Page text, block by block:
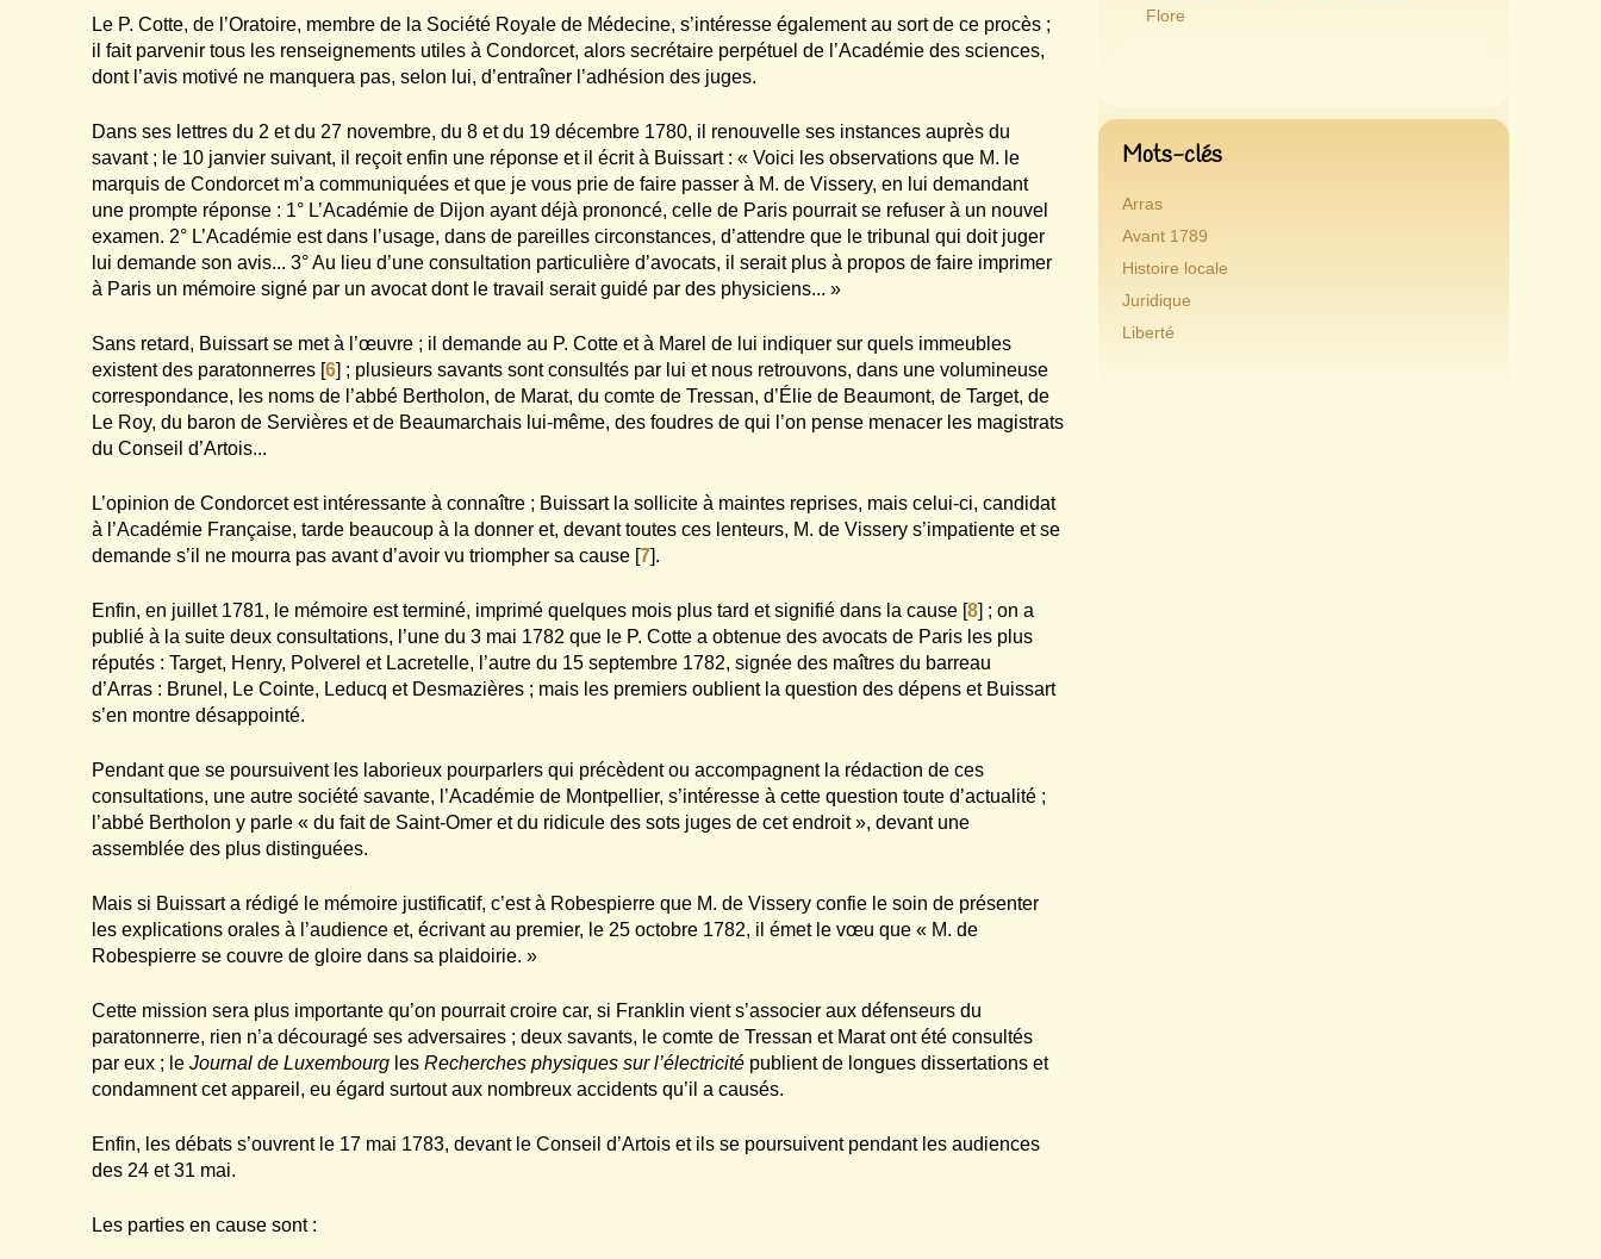
Le P. Cotte, de l’Oratoire, membre de la Société Royale de Médecine, s’intéresse également au sort de ce procès ;
il fait parvenir tous les renseignements utiles à Condorcet, alors secrétaire perpétuel de l’Académie des sciences,
dont l’avis motivé ne manquera pas, selon lui, d’entraîner l’adhésion des juges.
Dans ses lettres du 2 et du 27 novembre, du 8 et du 19 décembre 1780, il renouvelle ses instances auprès du
savant ; le 10 janvier suivant, il reçoit enfin une réponse et il écrit à Buissart : « Voici les observations que M. le
marquis de Condorcet m’a communiquées et que je vous prie de faire passer à M. de Vissery, en lui demandant
une prompte réponse : 1° L’Académie de Dijon ayant déjà prononcé, celle de Paris pourrait se refuser à un nouvel
examen. 2° L’Académie est dans l’usage, dans de pareilles circonstances, d’attendre que le tribunal qui doit juger
lui demande son avis... 3° Au lieu d’une consultation particulière d’avocats, il serait plus à propos de faire imprimer
à Paris un mémoire signé par un avocat dont le travail serait guidé par des physiciens... »
Sans retard, Buissart se met à l’œuvre ; il demande au P. Cotte et à Marel de lui indiquer sur quels immeubles
existent des paratonnerres [6] ; plusieurs savants sont consultés par lui et nous retrouvons, dans une volumineuse
correspondance, les noms de l’abbé Bertholon, de Marat, du comte de Tressan, d’Élie de Beaumont, de Target, de
Le Roy, du baron de Servières et de Beaumarchais lui-même, des foudres de qui l’on pense menacer les magistrats
du Conseil d’Artois...
L’opinion de Condorcet est intéressante à connaître ; Buissart la sollicite à maintes reprises, mais celui-ci, candidat
à l’Académie Française, tarde beaucoup à la donner et, devant toutes ces lenteurs, M. de Vissery s’impatiente et se
demande s’il ne mourra pas avant d’avoir vu triompher sa cause [7].
Enfin, en juillet 1781, le mémoire est terminé, imprimé quelques mois plus tard et signifié dans la cause [8] ; on a
publié à la suite deux consultations, l’une du 3 mai 1782 que le P. Cotte a obtenue des avocats de Paris les plus
réputés : Target, Henry, Polverel et Lacretelle, l’autre du 15 septembre 1782, signée des maîtres du barreau
d’Arras : Brunel, Le Cointe, Leducq et Desmazières ; mais les premiers oublient la question des dépens et Buissart
s’en montre désappointé.
Pendant que se poursuivent les laborieux pourparlers qui précèdent ou accompagnent la rédaction de ces
consultations, une autre société savante, l’Académie de Montpellier, s’intéresse à cette question toute d’actualité ;
l’abbé Bertholon y parle « du fait de Saint-Omer et du ridicule des sots juges de cet endroit », devant une
assemblée des plus distinguées.
Mais si Buissart a rédigé le mémoire justificatif, c’est à Robespierre que M. de Vissery confie le soin de présenter
les explications orales à l’audience et, écrivant au premier, le 25 octobre 1782, il émet le vœu que « M. de
Robespierre se couvre de gloire dans sa plaidoirie. »
Cette mission sera plus importante qu’on pourrait croire car, si Franklin vient s’associer aux défenseurs du
paratonnerre, rien n’a découragé ses adversaires ; deux savants, le comte de Tressan et Marat ont été consultés
par eux ; leJournal de Luxembourg lesRecherches physiques sur l’électricité publient de longues dissertations et
condamnent cet appareil, eu égard surtout aux nombreux accidents qu’il a causés.
Enfin, les débats s’ouvrent le 17 mai 1783, devant le Conseil d’Artois et ils se poursuivent pendant les audiences
des 24 et 31 mai.
Les parties en cause sont :
Flore
Mots-clés
Arras
Avant 1789
Histoire locale
Juridique
Liberté